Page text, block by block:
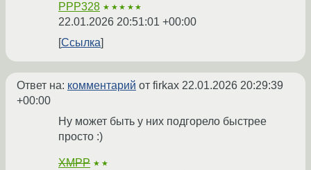
PPP328 ★★★★★
22.01.2026 20:51:01 +00:00
Ссылка
Ответ на: комментарий от firkax 22.01.2026 20:29:39
+00:00
Ну может быть у них подгорело быстрее
просто :)
XMPP ★★